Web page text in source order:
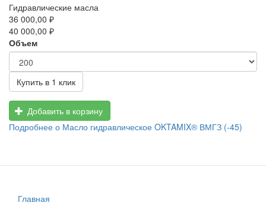
Гидравлические масла
36 000,00 ₽
40 000,00 ₽
Объем
Купить в 1 клик
Добавить в корзину
Подробнее о Масло гидравлическое OKTAMIX® ВМГЗ (-45)
Главная